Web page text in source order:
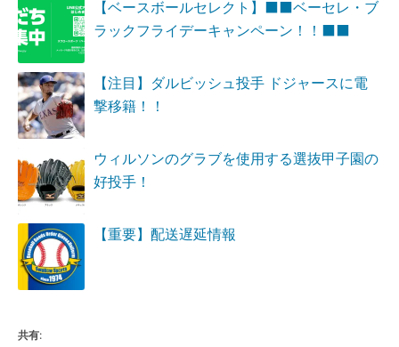
【ベースボールセレクト】⬛⬛ベーセレ・ブ
ラックフライデーキャンペーン！！⬛⬛
【注目】ダルビッシュ投手 ドジャースに電
撃移籍！！
ウィルソンのグラブを使用する選抜甲子園の
好投手！
【重要】配送遅延情報
共有: